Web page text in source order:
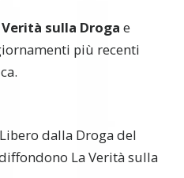
sulla Droga e
più recenti
dalla Droga del
La Verità sulla